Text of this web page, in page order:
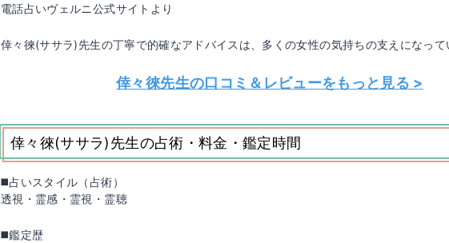
電話占いヴェルニ公式サイトより
倖々徠(ササラ)先生の丁寧で的確なアドバイスは、多くの女性の気持ちの支えになって
倖々徠先生の口コミ＆レビューをもっと見る >
倖々徠(ササラ)先生の占術・料金・鑑定時間
◼️占いスタイル（占術）
透視・霊感・霊視・霊聴
◼️鑑定歴